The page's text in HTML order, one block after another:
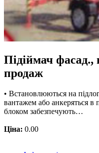
Підіймач фасад.,
продаж
• Встановлюються на
вантажем або анкеряться в
блоком забезпечують…
Ціна: 0.00